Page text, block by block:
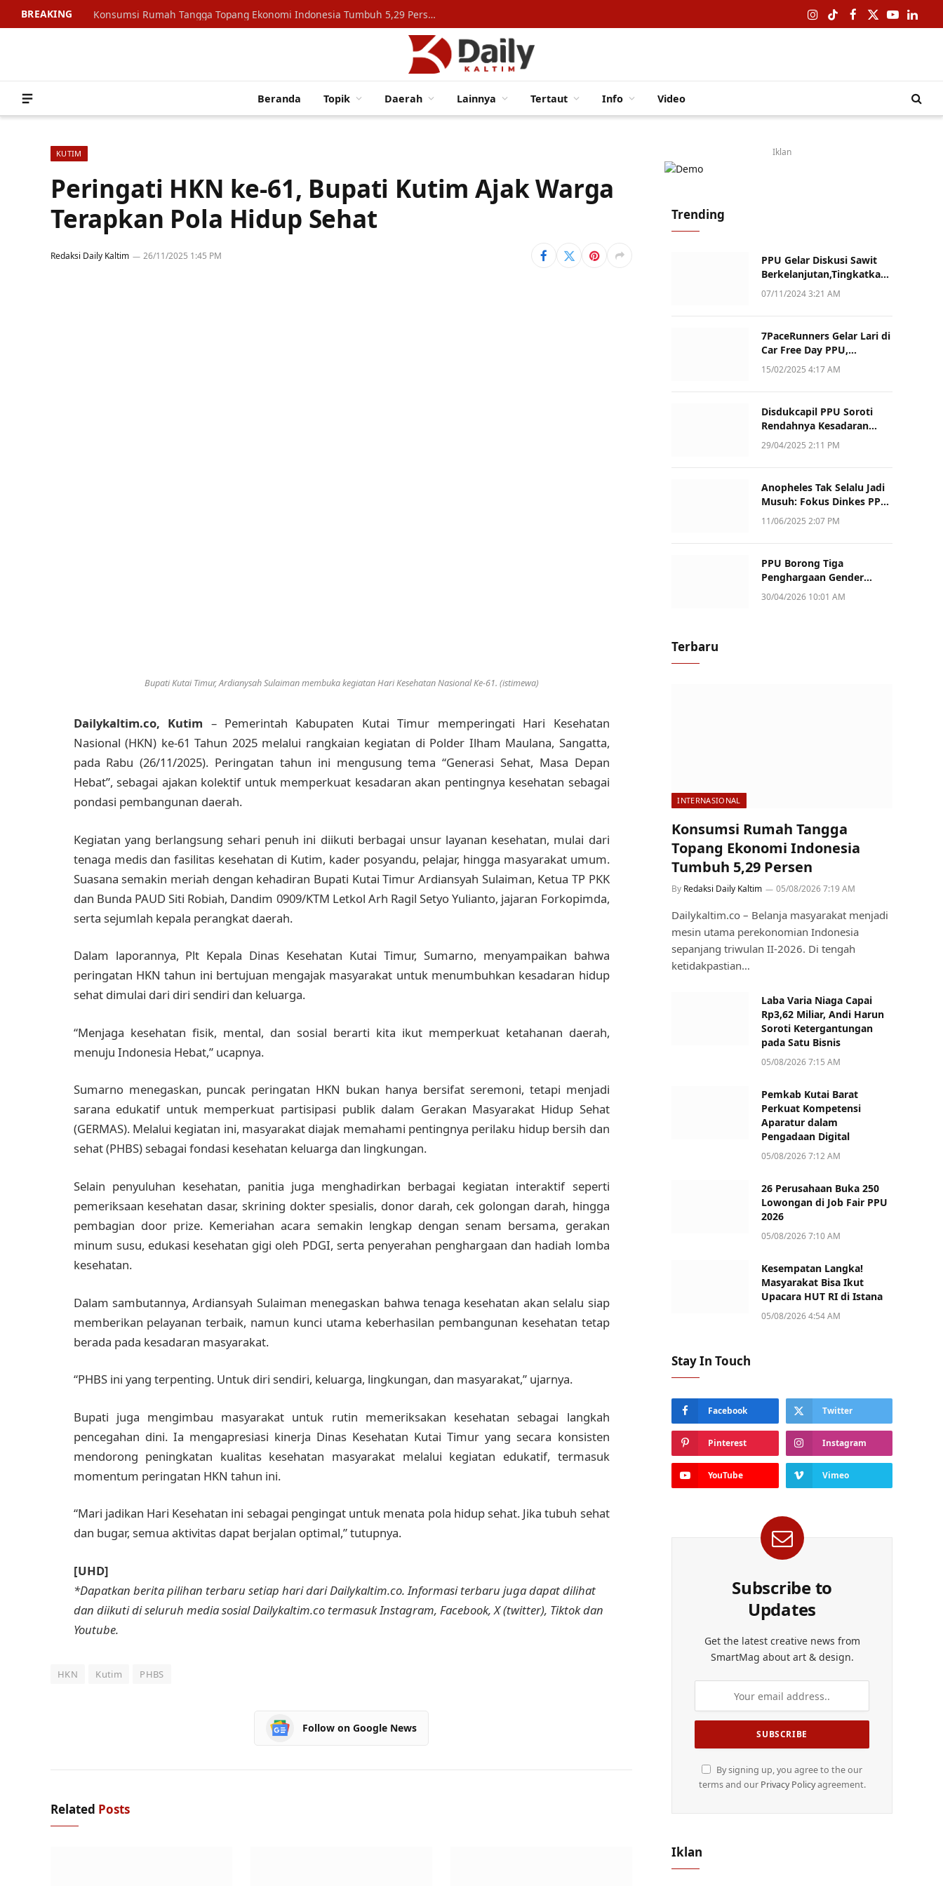
BREAKING Konsumsi Rumah Tangga Topang Ekonomi Indonesia Tumbuh 5,29 Persen Instagram
TikTokFacebook
X
YouTube
Beranda Topik Daerah Lainnya Tertaut Info Video
KUTIM
Peringati HKN ke-61, Bupati Kutim Ajak Warga
Terapkan Pola Hidup Sehat
Redaksi Daily Kaltim 26/11/2025 1:45 PM
Bupati Kutai Timur, Ardianysah Sulaiman membuka kegiatan Hari Kesehatan Nasional Ke-61. (istimewa)
Dailykaltim.co, Kutim – Pemerintah Kabupaten Kutai Timur memperingati Hari Kesehatan
Nasional (HKN) ke-61 Tahun 2025 melalui rangkaian kegiatan di Polder Ilham Maulana, Sangatta,
pada Rabu (26/11/2025). Peringatan tahun ini mengusung tema “Generasi Sehat, Masa Depan
Hebat”, sebagai ajakan kolektif untuk memperkuat kesadaran akan pentingnya kesehatan sebagai
pondasi pembangunan daerah.
Kegiatan yang berlangsung sehari penuh ini diikuti berbagai unsur layanan kesehatan, mulai dari
tenaga medis dan fasilitas kesehatan di Kutim, kader posyandu, pelajar, hingga masyarakat umum.
Suasana semakin meriah dengan kehadiran Bupati Kutai Timur Ardiansyah Sulaiman, Ketua TP PKK
dan Bunda PAUD Siti Robiah, Dandim 0909/KTM Letkol Arh Ragil Setyo Yulianto, jajaran Forkopimda,
serta sejumlah kepala perangkat daerah.
Dalam laporannya, Plt Kepala Dinas Kesehatan Kutai Timur, Sumarno, menyampaikan bahwa
peringatan HKN tahun ini bertujuan mengajak masyarakat untuk menumbuhkan kesadaran hidup
sehat dimulai dari diri sendiri dan keluarga.
“Menjaga kesehatan fisik, mental, dan sosial berarti kita ikut memperkuat ketahanan daerah,
menuju Indonesia Hebat,” ucapnya.
Sumarno menegaskan, puncak peringatan HKN bukan hanya bersifat seremoni, tetapi menjadi
sarana edukatif untuk memperkuat partisipasi publik dalam Gerakan Masyarakat Hidup Sehat
(GERMAS). Melalui kegiatan ini, masyarakat diajak memahami pentingnya perilaku hidup bersih dan
sehat (PHBS) sebagai fondasi kesehatan keluarga dan lingkungan.
Selain penyuluhan kesehatan, panitia juga menghadirkan berbagai kegiatan interaktif seperti
pemeriksaan kesehatan dasar, skrining dokter spesialis, donor darah, cek golongan darah, hingga
pembagian door prize. Kemeriahan acara semakin lengkap dengan senam bersama, gerakan
minum susu, edukasi kesehatan gigi oleh PDGI, serta penyerahan penghargaan dan hadiah lomba
kesehatan.
Dalam sambutannya, Ardiansyah Sulaiman menegaskan bahwa tenaga kesehatan akan selalu siap
memberikan pelayanan terbaik, namun kunci utama keberhasilan pembangunan kesehatan tetap
berada pada kesadaran masyarakat.
“PHBS ini yang terpenting. Untuk diri sendiri, keluarga, lingkungan, dan masyarakat,” ujarnya.
Bupati juga mengimbau masyarakat untuk rutin memeriksakan kesehatan sebagai langkah
pencegahan dini. Ia mengapresiasi kinerja Dinas Kesehatan Kutai Timur yang secara konsisten
mendorong peningkatan kualitas kesehatan masyarakat melalui kegiatan edukatif, termasuk
momentum peringatan HKN tahun ini.
“Mari jadikan Hari Kesehatan ini sebagai pengingat untuk menata pola hidup sehat. Jika tubuh sehat
dan bugar, semua aktivitas dapat berjalan optimal,” tutupnya.
[UHD]
*Dapatkan berita pilihan terbaru setiap hari dari Dailykaltim.co. Informasi terbaru juga dapat dilihat
dan diikuti di seluruh media sosial Dailykaltim.co termasuk Instagram, Facebook, X (twitter), Tiktok dan
Youtube.
HKN Kutim PHBS
Follow on Google News
Related Posts
Iklan
Trending
PPU Gelar Diskusi Sawit
Berkelanjutan,Tingkatkan
Daya Saing dan Kualitas
07/11/2024 3:21 AM
7PaceRunners Gelar Lari di
Car Free Day PPU,
Kampanye Gaya Hidup
15/02/2025 4:17 AM
Disdukcapil PPU Soroti
Rendahnya Kesadaran
Warga Soal Pelaporan
29/04/2025 2:11 PM
Anopheles Tak Selalu Jadi
Musuh: Fokus Dinkes PPU
Kini ke Penularan Aktif di
11/06/2025 2:07 PM
PPU Borong Tiga
Penghargaan Gender
Champion Kaltim 2026,
30/04/2026 10:01 AM
Terbaru
INTERNASIONAL
Konsumsi Rumah Tangga
Topang Ekonomi Indonesia
Tumbuh 5,29 Persen
By Redaksi Daily Kaltim 05/08/2026 7:19 AM
Dailykaltim.co – Belanja masyarakat menjadi
mesin utama perekonomian Indonesia
sepanjang triwulan II-2026. Di tengah
ketidakpastian…
Laba Varia Niaga Capai
Rp3,62 Miliar, Andi Harun
Soroti Ketergantungan
pada Satu Bisnis
05/08/2026 7:15 AM
Pemkab Kutai Barat
Perkuat Kompetensi
Aparatur dalam
Pengadaan Digital
05/08/2026 7:12 AM
26 Perusahaan Buka 250
Lowongan di Job Fair PPU
2026
05/08/2026 7:10 AM
Kesempatan Langka!
Masyarakat Bisa Ikut
Upacara HUT RI di Istana
05/08/2026 4:54 AM
Stay In Touch
Facebook Twitter
Pinterest Instagram
YouTube Vimeo
Subscribe to
Updates
Get the latest creative news from
SmartMag about art & design.
By signing up, you agree to the our
terms and our Privacy Policyagreement.
Iklan